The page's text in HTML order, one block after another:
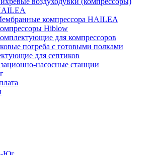
компрессора HAILEA
Hiblow
для компрессоров
погреба с готовыми полками
для септиков
насосные станции